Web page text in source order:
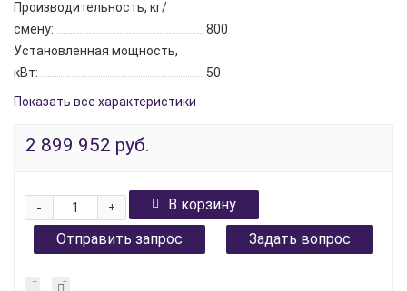
Производительность, кг/
смену:
800
Установленная мощность,
кВт:
50
Показать все характеристики
2 899 952 руб.
+
-
В корзину
Отправить запрос
Задать вопрос